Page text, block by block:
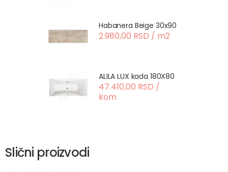
Habanera Beige 30x90
2.980,00 RSD / m2
ALILA LUX kada 180X80
47.410,00 RSD /
kom
Slični proizvodi